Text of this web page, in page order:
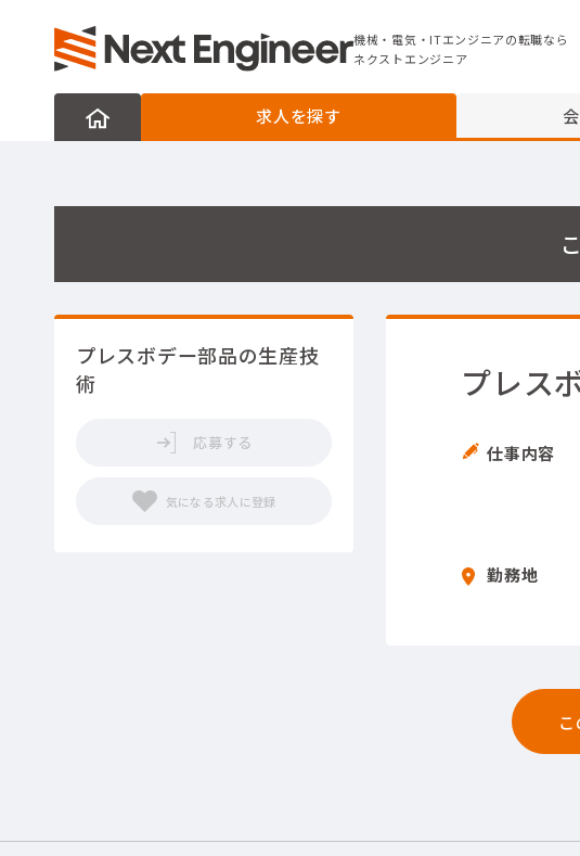
機械・電気・ITエンジニアの転職なら
機械・電気・ITエンジニアの転職なら
ネクストエンジニア
求人を探す
プレスボデー部品の生産技
術
応募する
プレス
仕事内容
勤務地